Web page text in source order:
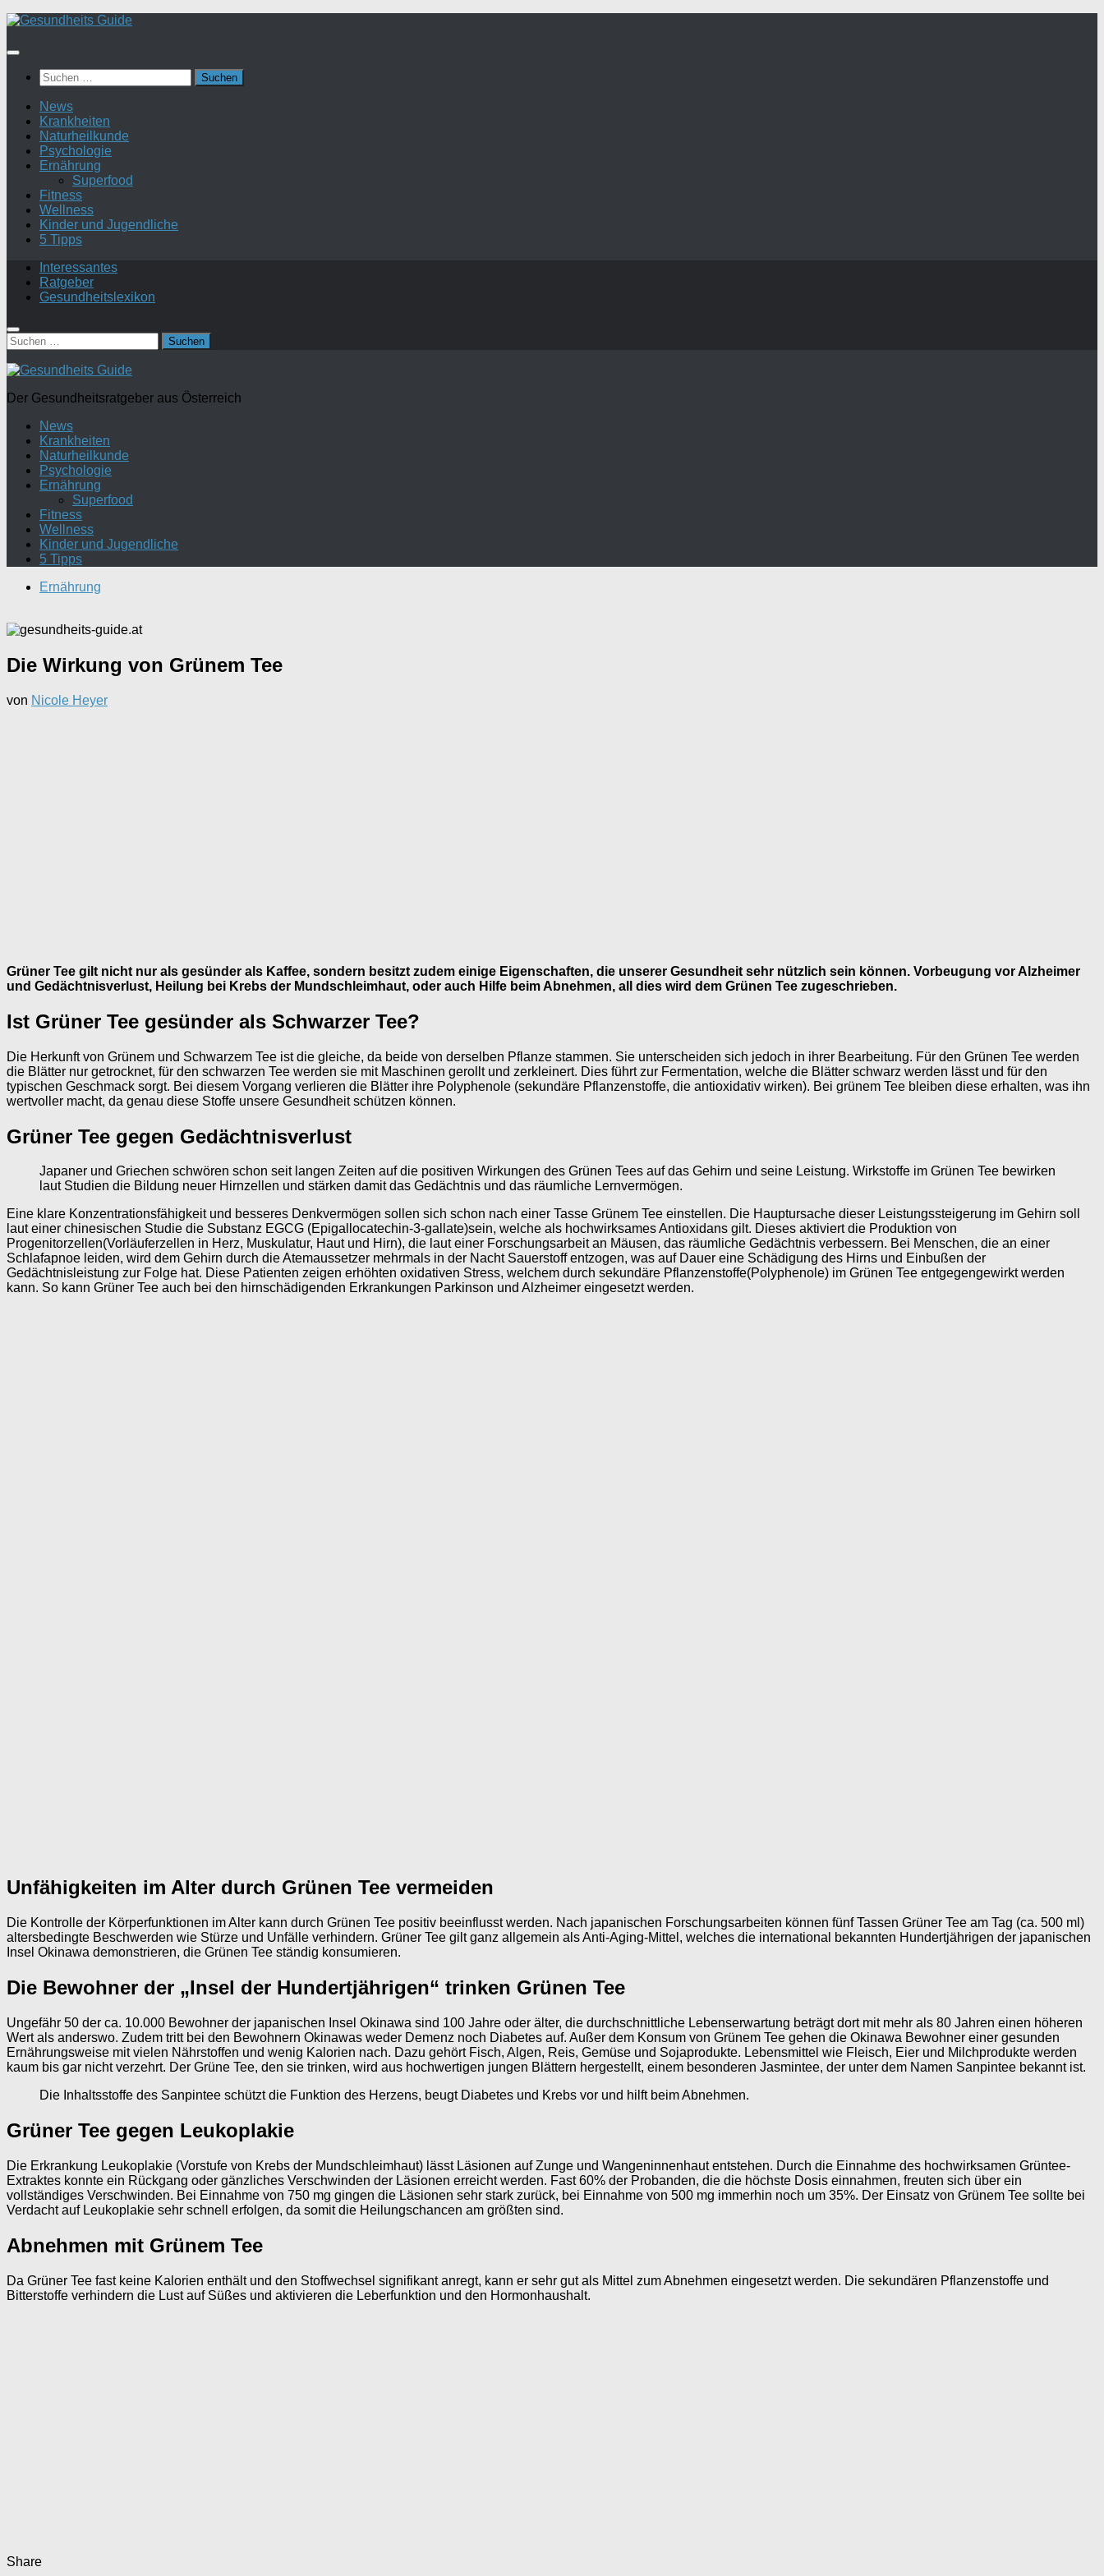
Suchen
nach:
News
Krankheiten
Naturheilkunde
Psychologie
Ernährung
Superfood
Fitness
Wellness
Kinder und Jugendliche
5 Tipps
Interessantes
Ratgeber
Gesundheitslexikon
Suchen
nach:
Der Gesundheitsratgeber aus Österreich
News
Krankheiten
Naturheilkunde
Psychologie
Ernährung
Superfood
Fitness
Wellness
Kinder und Jugendliche
5 Tipps
Ernährung
Die Wirkung von Grünem Tee
von Nicole Heyer
Grüner Tee gilt nicht nur als gesünder als Kaffee, sondern besitzt zudem einige Eigenschaften, die unserer Gesundheit sehr nützlich sein können. Vorbeugung vor Alzheimer
und Gedächtnisverlust, Heilung bei Krebs der Mundschleimhaut, oder auch Hilfe beim Abnehmen, all dies wird dem Grünen Tee zugeschrieben.
Ist Grüner Tee gesünder als Schwarzer Tee?
Die Herkunft von Grünem und Schwarzem Tee ist die gleiche, da beide von derselben Pflanze stammen. Sie unterscheiden sich jedoch in ihrer Bearbeitung. Für den Grünen Tee werden
die Blätter nur getrocknet, für den schwarzen Tee werden sie mit Maschinen gerollt und zerkleinert. Dies führt zur Fermentation, welche die Blätter schwarz werden lässt und für den
typischen Geschmack sorgt. Bei diesem Vorgang verlieren die Blätter ihre Polyphenole (sekundäre Pflanzenstoffe, die antioxidativ wirken). Bei grünem Tee bleiben diese erhalten, was ihn
wertvoller macht, da genau diese Stoffe unsere Gesundheit schützen können.
Grüner Tee gegen Gedächtnisverlust
Japaner und Griechen schwören schon seit langen Zeiten auf die positiven Wirkungen des Grünen Tees auf das Gehirn und seine Leistung. Wirkstoffe im Grünen Tee bewirken
laut Studien die Bildung neuer Hirnzellen und stärken damit das Gedächtnis und das räumliche Lernvermögen.
Eine klare Konzentrationsfähigkeit und besseres Denkvermögen sollen sich schon nach einer Tasse Grünem Tee einstellen. Die Hauptursache dieser Leistungssteigerung im Gehirn soll
laut einer chinesischen Studie die Substanz EGCG (Epigallocatechin-3-gallate)sein, welche als hochwirksames Antioxidans gilt. Dieses aktiviert die Produktion von
Progenitorzellen(Vorläuferzellen in Herz, Muskulatur, Haut und Hirn), die laut einer Forschungsarbeit an Mäusen, das räumliche Gedächtnis verbessern. Bei Menschen, die an einer
Schlafapnoe leiden, wird dem Gehirn durch die Atemaussetzer mehrmals in der Nacht Sauerstoff entzogen, was auf Dauer eine Schädigung des Hirns und Einbußen der
Gedächtnisleistung zur Folge hat. Diese Patienten zeigen erhöhten oxidativen Stress, welchem durch sekundäre Pflanzenstoffe(Polyphenole) im Grünen Tee entgegengewirkt werden
kann. So kann Grüner Tee auch bei den hirnschädigenden Erkrankungen Parkinson und Alzheimer eingesetzt werden.
Unfähigkeiten im Alter durch Grünen Tee vermeiden
Die Kontrolle der Körperfunktionen im Alter kann durch Grünen Tee positiv beeinflusst werden. Nach japanischen Forschungsarbeiten können fünf Tassen Grüner Tee am Tag (ca. 500 ml)
altersbedingte Beschwerden wie Stürze und Unfälle verhindern. Grüner Tee gilt ganz allgemein als Anti-Aging-Mittel, welches die international bekannten Hundertjährigen der japanischen
Insel Okinawa demonstrieren, die Grünen Tee ständig konsumieren.
Die Bewohner der „Insel der Hundertjährigen“ trinken Grünen Tee
Ungefähr 50 der ca. 10.000 Bewohner der japanischen Insel Okinawa sind 100 Jahre oder älter, die durchschnittliche Lebenserwartung beträgt dort mit mehr als 80 Jahren einen höheren
Wert als anderswo. Zudem tritt bei den Bewohnern Okinawas weder Demenz noch Diabetes auf. Außer dem Konsum von Grünem Tee gehen die Okinawa Bewohner einer gesunden
Ernährungsweise mit vielen Nährstoffen und wenig Kalorien nach. Dazu gehört Fisch, Algen, Reis, Gemüse und Sojaprodukte. Lebensmittel wie Fleisch, Eier und Milchprodukte werden
kaum bis gar nicht verzehrt. Der Grüne Tee, den sie trinken, wird aus hochwertigen jungen Blättern hergestellt, einem besonderen Jasmintee, der unter dem Namen Sanpintee bekannt ist.
Die Inhaltsstoffe des Sanpintee schützt die Funktion des Herzens, beugt Diabetes und Krebs vor und hilft beim Abnehmen.
Grüner Tee gegen Leukoplakie
Die Erkrankung Leukoplakie (Vorstufe von Krebs der Mundschleimhaut) lässt Läsionen auf Zunge und Wangeninnenhaut entstehen. Durch die Einnahme des hochwirksamen Grüntee-
Extraktes konnte ein Rückgang oder gänzliches Verschwinden der Läsionen erreicht werden. Fast 60% der Probanden, die die höchste Dosis einnahmen, freuten sich über ein
vollständiges Verschwinden. Bei Einnahme von 750 mg gingen die Läsionen sehr stark zurück, bei Einnahme von 500 mg immerhin noch um 35%. Der Einsatz von Grünem Tee sollte bei
Verdacht auf Leukoplakie sehr schnell erfolgen, da somit die Heilungschancen am größten sind.
Abnehmen mit Grünem Tee
Da Grüner Tee fast keine Kalorien enthält und den Stoffwechsel signifikant anregt, kann er sehr gut als Mittel zum Abnehmen eingesetzt werden. Die sekundären Pflanzenstoffe und
Bitterstoffe verhindern die Lust auf Süßes und aktivieren die Leberfunktion und den Hormonhaushalt.
Share